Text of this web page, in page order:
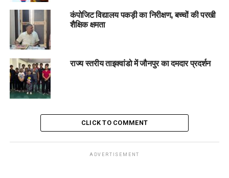
कंपोजिट विद्यालय पकड़ी का निरीक्षण, बच्चों की परखी
शैक्षिक क्षमता
राज्य स्तरीय ताइक्वांडो में जौनपुर का दमदार प्रदर्शन
CLICK TO COMMENT
ADVERTISEMENT